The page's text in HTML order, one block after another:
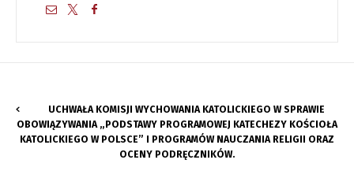
UCHWAŁA KOMISJI WYCHOWANIA KATOLICKIEGO W SPRAWIE
OBOWIĄZYWANIA „PODSTAWY PROGRAMOWEJ KATECHEZY KOŚCIOŁA
KATOLICKIEGO W POLSCE” I PROGRAMÓW NAUCZANIA RELIGII ORAZ
OCENY PODRĘCZNIKÓW.